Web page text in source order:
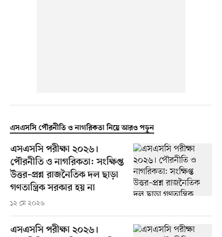
এসএসসি পৌরনীতি ও নাগরিকতা নিয়ে আরও পড়ুন
এসএসসি পরীক্ষা ২০২৬।
পৌরনীতি ও নাগরিকতা: সংক্ষিপ্ত
উত্তর–প্রশ্ন রাজনৈতিক দল ছাড়া
গণতান্ত্রিক সরকার হয় না
১২ মে ২০২৬
এসএসসি পরীক্ষা ২০২৬।